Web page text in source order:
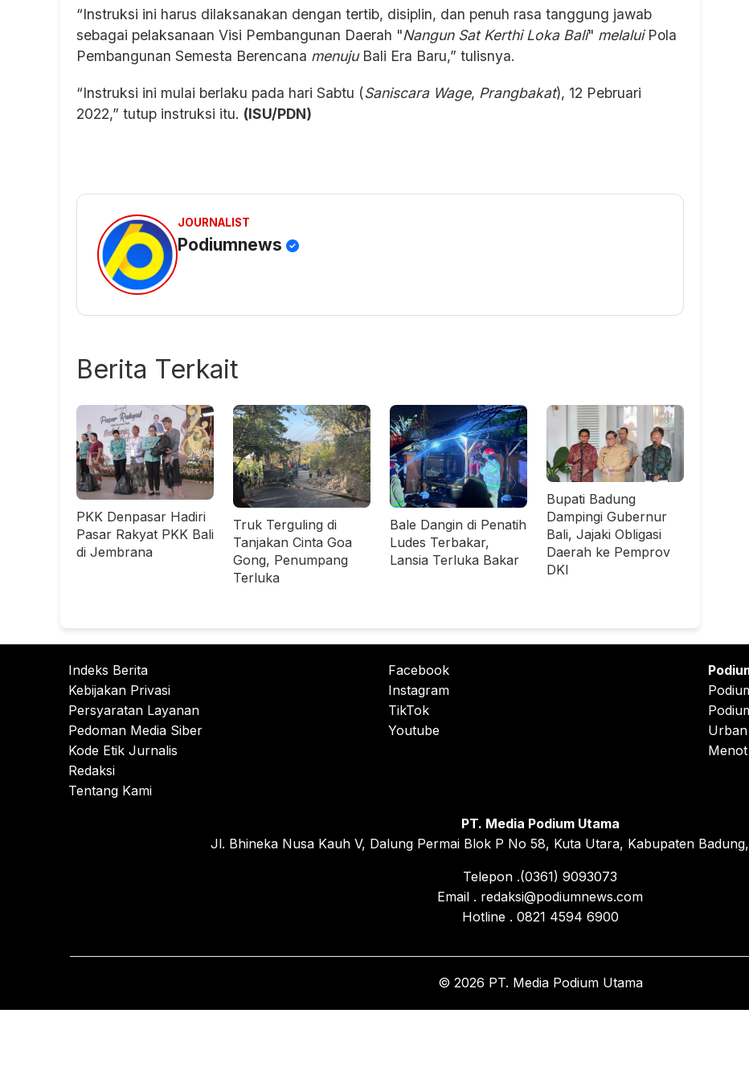
“Instruksi ini harus dilaksanakan dengan tertib, disiplin, dan penuh rasa tanggung jawab
sebagai pelaksanaan Visi Pembangunan Daerah "Nangun Sat Kerthi Loka Bali" melaluiPola
Pembangunan Semesta Berencana menujuBali Era Baru,” tulisnya.
“Instruksi ini mulai berlaku pada hari Sabtu (Saniscara Wage, Prangbakat), 12 Pebruari
2022,” tutup instruksi itu. (ISU/PDN)
JOURNALIST
Podiumnews
Berita Terkait
PKK Denpasar Hadiri
Pasar Rakyat PKK Bali
di Jembrana
Truk Terguling di
Tanjakan Cinta Goa
Gong, Penumpang
Terluka
Bale Dangin di Penatih
Ludes Terbakar,
Lansia Terluka Bakar
Bupati Badung
Dampingi Gubernur
Bali, Jajaki Obligasi
Daerah ke Pemprov
DKI
Indeks Berita
Kebijakan Privasi
Persyaratan Layanan
Pedoman Media Siber
Kode Etik Jurnalis
Redaksi
Tentang Kami
Facebook
Instagram
TikTok
Youtube
PT. Media Podium Utama
Jl. Bhineka Nusa Kauh V, Dalung Permai Blok P No 58, Kuta Utara, Kabupaten
Telepon .(0361) 9093073
Email . redaksi@podiumnews.com
Hotline . 0821 4594 6900
© 2026 PT. Media Podium Utama